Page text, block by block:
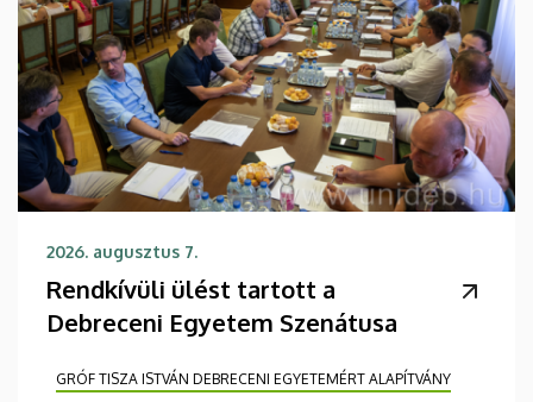
2026. augusztus 7.
Rendkívüli ülést tartott a
Debreceni Egyetem Szenátusa
GRÓF TISZA ISTVÁN DEBRECENI EGYETEMÉRT ALAPÍTVÁNY